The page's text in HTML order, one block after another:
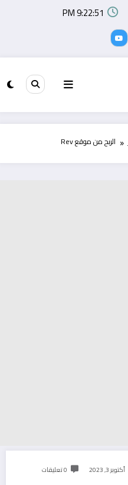
9:22:51 PM
الربح من موقع Rev
أكتوبر 3, 2023 0 تعليقات